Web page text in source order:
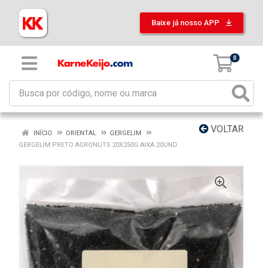
Baixe já nosso APP
0
VOLTAR
INÍCIO ORIENTAL
GERGELIM
GERGELIM PRETO AGRONUTS 20X250G AIXA 20UND